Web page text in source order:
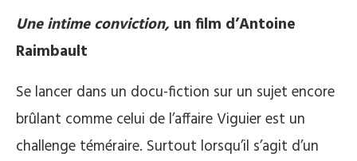
Une intime conviction, un film d’Antoine
Raimbault
Se lancer dans un docu-fiction sur un sujet encore
brûlant comme celui de l’affaire Viguier est un
challenge téméraire. Surtout lorsqu’il s’agit d’un